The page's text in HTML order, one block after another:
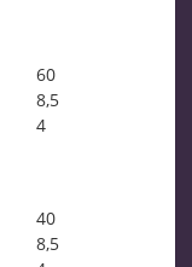
60
8,5
4
40
8,5